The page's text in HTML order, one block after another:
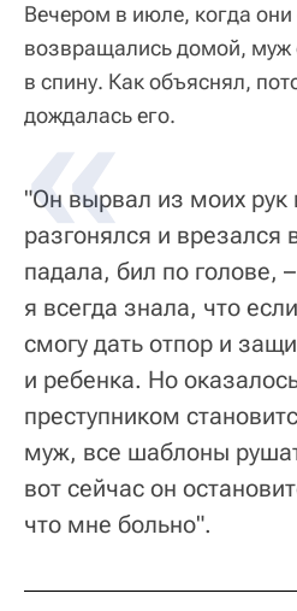
Вечером в июле, когда
возвращались домой,
в спину. Как объяснял,
дождалась его.
"Он вырвал из моих рук
разгонялся и врезался
падала, бил по голове,
я всегда знала, что
смогу дать отпор и
и ребенка. Но
преступником
муж, все шаблоны
вот сейчас он
что мне больно".